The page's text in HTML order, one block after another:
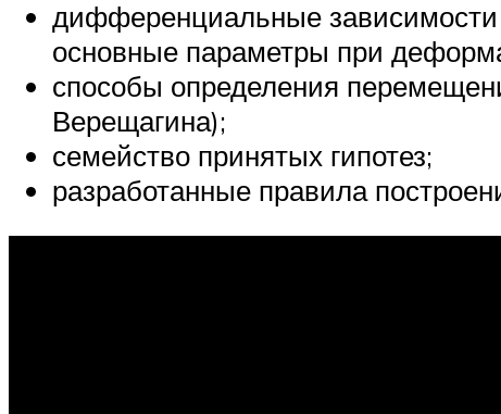
дифференциальные
основные параметры при
способы определения
Верещагина);
семейство принятых гипотез;
разработанные правила